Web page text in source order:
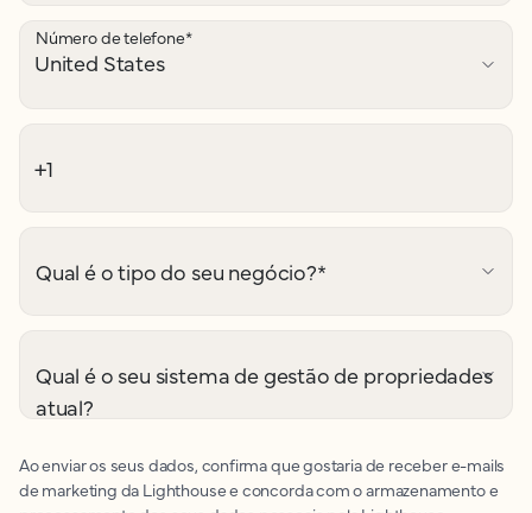
Número de telefone*
Qual é o tipo do seu negócio?*
Qual é o seu sistema de gestão de propriedades
atual?
Ao enviar os seus dados, confirma que gostaria de receber e-mails
de marketing da Lighthouse e concorda com o armazenamento e